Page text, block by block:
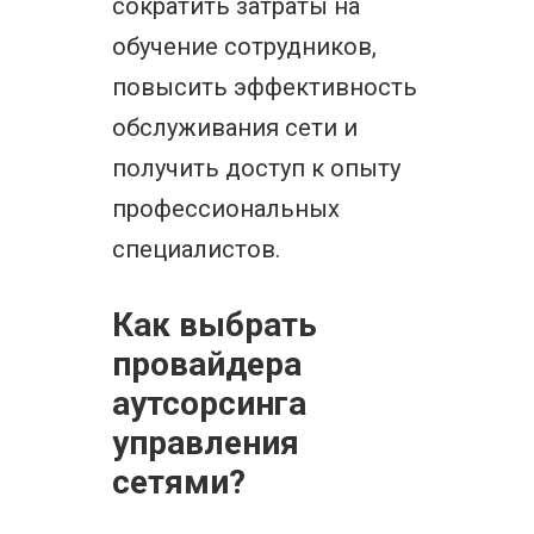
сократить затраты на
обучение сотрудников,
повысить эффективность
обслуживания сети и
получить доступ к опыту
профессиональных
специалистов.
Как выбрать
провайдера
аутсорсинга
управления
сетями?